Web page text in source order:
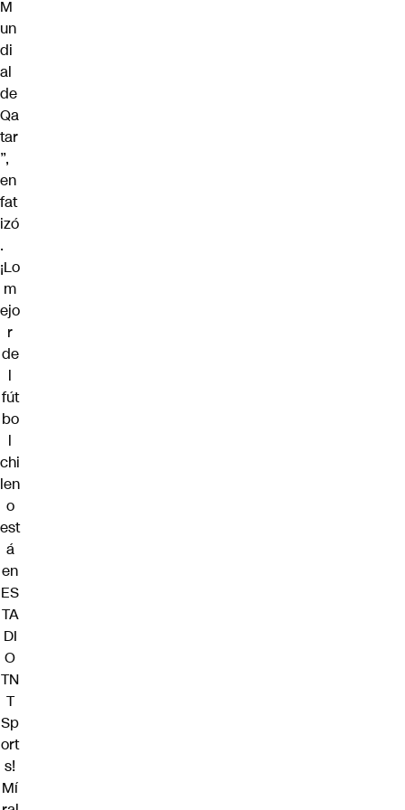
M
un
di
al
de
Qa
tar
”,
en
fat
izó
.
¡Lo
m
ejo
r
de
l
fút
bo
l
chi
len
o
est
á
en
ES
TA
DI
O
TN
T
Sp
ort
s!
Mí